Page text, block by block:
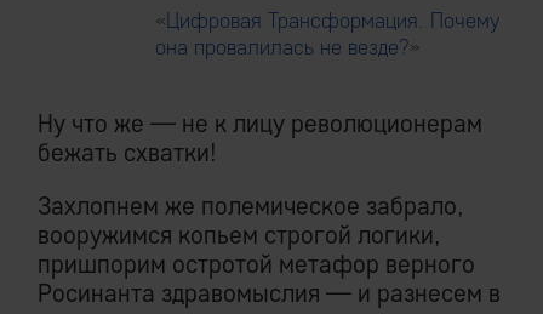
«Цифровая Трансформация. Почему
она провалилась не везде?»
Ну что же — не к лицу революционерам
бежать схватки!
Захлопнем же полемическое забрало,
вооружимся копьем строгой логики,
пришпорим остротой метафор верного
Росинанта здравомыслия — и разнесем в